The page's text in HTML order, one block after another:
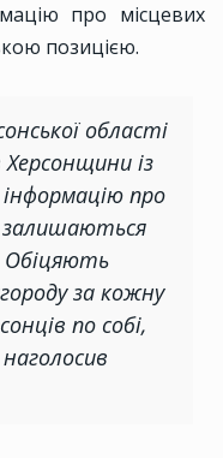
про місцевих
позицією.
області
із
про
залишаються
Обіцяють
за кожну
по собі,